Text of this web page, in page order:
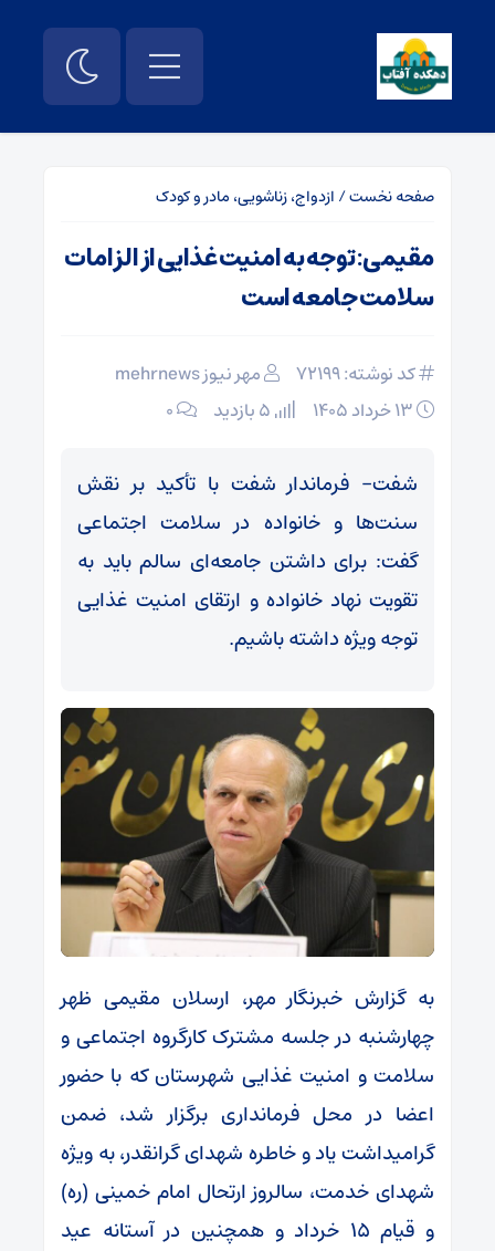
صفحه نخست/ ازدواج، زناشویی، مادر و کودک
مقیمی: توجه به امنیت غذایی از الزامات
سلامت جامعه است
کد نوشته: 72199
مهر نیوز mehrnews
۰
شفت- فرماندار شفت با تأکید بر نقش
سنت‌ها و خانواده در سلامت اجتماعی
گفت: برای داشتن جامعه‌ای سالم باید به
تقویت نهاد خانواده و ارتقای امنیت غذایی
توجه ویژه داشته باشیم.
به گزارش خبرنگار مهر، ارسلان مقیمی ظهر
چهارشنبه در جلسه مشترک کارگروه اجتماعی و
سلامت و امنیت غذایی شهرستان که با حضور
اعضا در محل فرمانداری برگزار شد، ضمن
گرامیداشت یاد و خاطره شهدای گرانقدر، به‌ ویژه
شهدای خدمت، سالروز ارتحال امام خمینی (ره)
و قیام ۱۵ خرداد و همچنین در آستانه عید